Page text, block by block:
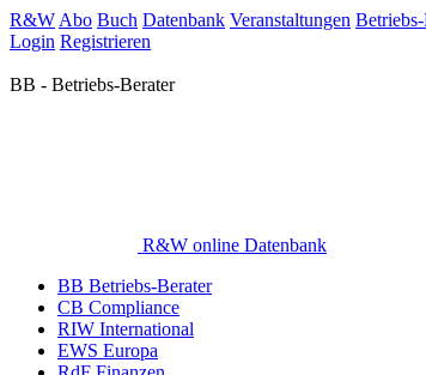
R&W Abo Buch Datenbank Veranstaltungen
Login Registrieren
BB - Betriebs-Berater
R&W online Datenbank
BB Betriebs-Berater
CB Compliance
RIW International
EWS Europa